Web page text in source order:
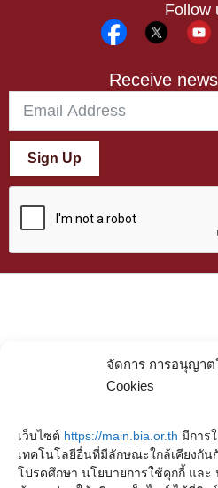
จัดการ การอนุญาต
Cookies
เว็บไซต์ https://main.bia.or.th มีการ
เทคโนโลยีอื่นที่มีลักษณะใกล้เคียงกัน
โปรดศึกษา นโยบายการใช้คุกกี้ และ
Follow
Receive
Sign Up